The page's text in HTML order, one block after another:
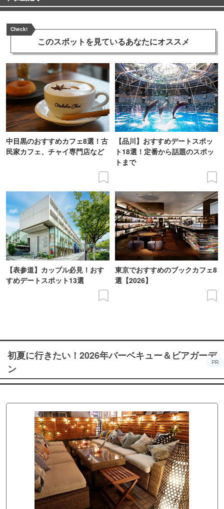
Check!
このスポットを見ているあなたにオススメ
中目黒のおすすめカフェ8選！古
民家カフェ、チャイ専門店など
【品川】おすすめデートスポッ
ト18選！定番から話題のスポッ
トまで
【表参道】カップル必見！おす
すめデートスポット13選
東京でおすすめのブックカフェ8
選【2026】
初夏に行きたい！2026年バーベキュー＆ビアガーデ
ン
PR